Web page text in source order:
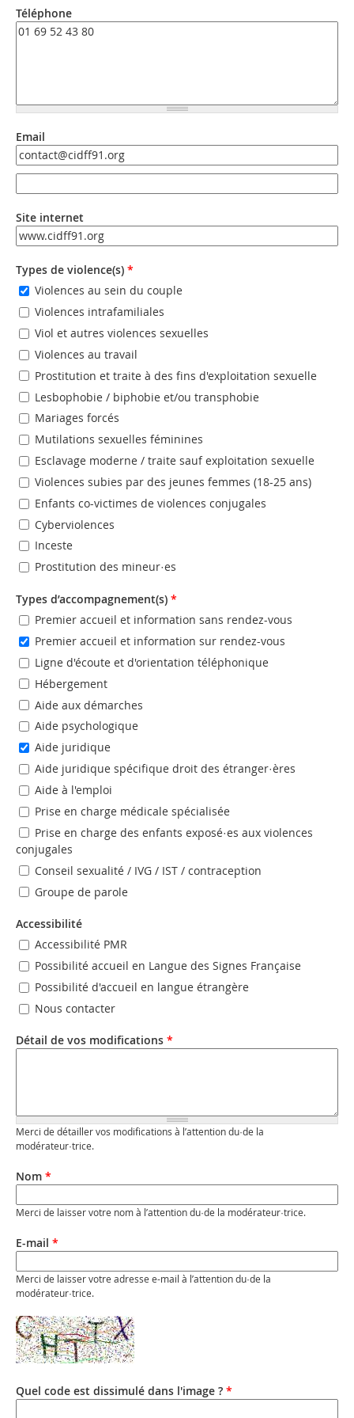
Téléphone
Email
Email
Site internet
URL
Types de violence(s) *
Violences au sein du couple
Violences intrafamiliales
Viol et autres violences sexuelles
Violences au travail
Prostitution et traite à des fins d'exploitation sexuelle
Lesbophobie / biphobie et/ou transphobie
Mariages forcés
Mutilations sexuelles féminines
Esclavage moderne / traite sauf exploitation sexuelle
Violences subies par des jeunes femmes (18-25 ans)
Enfants co-victimes de violences conjugales
Cyberviolences
Inceste
Prostitution des mineur·es
Types d’accompagnement(s) *
Premier accueil et information sans rendez-vous
Premier accueil et information sur rendez-vous
Ligne d'écoute et d'orientation téléphonique
Hébergement
Aide aux démarches
Aide psychologique
Aide juridique
Aide juridique spécifique droit des étranger·ères
Aide à l'emploi
Prise en charge médicale spécialisée
Prise en charge des enfants exposé·es aux violences
conjugales
Conseil sexualité / IVG / IST / contraception
Groupe de parole
Accessibilité
Accessibilité PMR
Possibilité accueil en Langue des Signes Française
Possibilité d'accueil en langue étrangère
Nous contacter
Détail de vos modifications *
Merci de détailler vos modifications à l’attention du·de la
modérateur·trice.
Nom *
Merci de laisser votre nom à l’attention du·de la modérateur·trice.
E-mail *
Merci de laisser votre adresse e-mail à l’attention du·de la
modérateur·trice.
Quel code est dissimulé dans l'image ? *